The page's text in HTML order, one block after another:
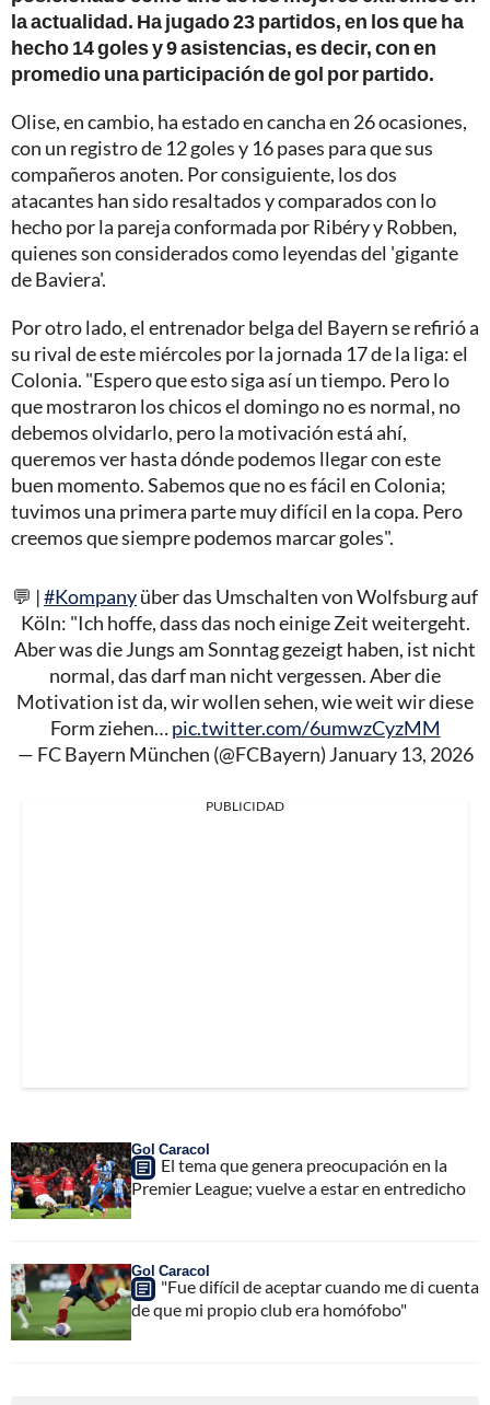
la actualidad. Ha jugado 23 partidos, en los que ha
hecho 14 goles y 9 asistencias, es decir, con en
promedio una participación de gol por partido.
Olise, en cambio, ha estado en cancha en 26 ocasiones,
con un registro de 12 goles y 16 pases para que sus
compañeros anoten. Por consiguiente, los dos
atacantes han sido resaltados y comparados con lo
hecho por la pareja conformada por Ribéry y Robben,
quienes son considerados como leyendas del 'gigante
de Baviera'.
Por otro lado, el entrenador belga del Bayern se refirió a
su rival de este miércoles por la jornada 17 de la liga: el
Colonia. "Espero que esto siga así un tiempo. Pero lo
que mostraron los chicos el domingo no es normal, no
debemos olvidarlo, pero la motivación está ahí,
queremos ver hasta dónde podemos llegar con este
buen momento. Sabemos que no es fácil en Colonia;
tuvimos una primera parte muy difícil en la copa. Pero
creemos que siempre podemos marcar goles".
💬 |#Kompanyüber das Umschalten von Wolfsburg auf
Köln: "Ich hoffe, dass das noch einige Zeit weitergeht.
Aber was die Jungs am Sonntag gezeigt haben, ist nicht
normal, das darf man nicht vergessen. Aber die
Motivation ist da, wir wollen sehen, wie weit wir diese
Form ziehen…pic.twitter.com/6umwzCyzMM
— FC Bayern München (@FCBayern) January 13, 2026
PUBLICIDAD
Gol Caracol
El tema que genera preocupación en la
Premier League; vuelve a estar en entredicho
Gol Caracol
"Fue difícil de aceptar cuando me di cuenta
de que mi propio club era homófobo"